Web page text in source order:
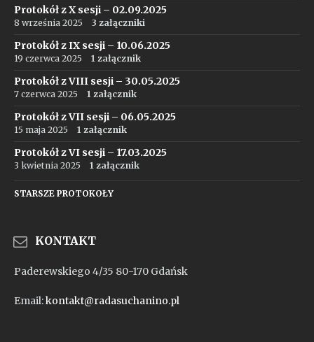
Protokół z X sesji – 02.09.2025
8 września 2025 3 załączniki
Protokół z IX sesji – 10.06.2025
19 czerwca 2025 1 załącznik
Protokół z VIII sesji – 30.05.2025
7 czerwca 2025 1 załącznik
Protokół z VII sesji – 06.05.2025
15 maja 2025 1 załącznik
Protokół z VI sesji – 17.03.2025
3 kwietnia 2025 1 załącznik
STARSZE PROTOKOŁY
KONTAKT
Paderewskiego 4/35 80-170 Gdańsk
Email:kontakt@radasuchanino.pl